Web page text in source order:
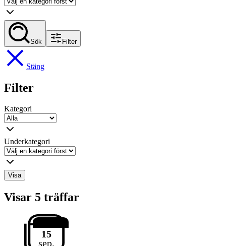
Sök Filter
Stäng
Filter
Kategori
Underkategori
Visa
Visar 5 träffar
15
sep.